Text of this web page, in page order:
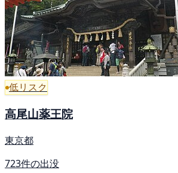
低リスク
高尾山薬王院
東京都
723件の出没